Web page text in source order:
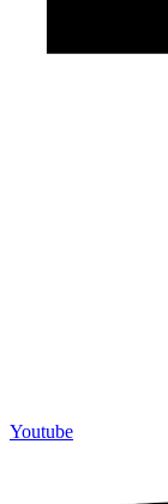
Youtube